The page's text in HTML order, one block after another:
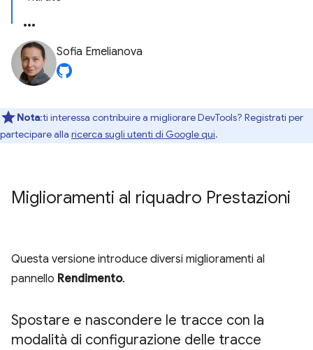
Sofia Emelianova
Nota:ti interessa contribuire a migliorare DevTools? Registrati per
partecipare alla ricerca sugli utenti di Google qui.
Miglioramenti al riquadro Prestazioni
Questa versione introduce diversi miglioramenti al
pannello Rendimento.
Spostare e nascondere le tracce con la
modalità di configurazione delle tracce